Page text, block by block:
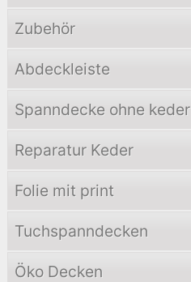
Zubehör
Abdeckleiste
Spanndecke ohne keder
Reparatur Keder
Folie mit print
Tuchspanndecken
Öko Decken